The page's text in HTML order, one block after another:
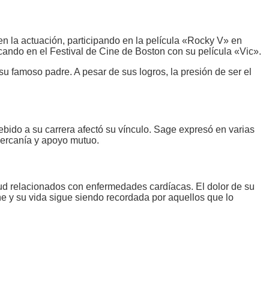
la actuación, participando en la película «Rocky V» en
en el Festival de Cine de Boston con su película «Vic».
famoso padre. A pesar de sus logros, la presión de ser el
a su carrera afectó su vínculo. Sage expresó en varias
y apoyo mutuo.
relacionados con enfermedades cardíacas. El dolor de su
y su vida sigue siendo recordada por aquellos que lo